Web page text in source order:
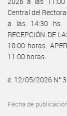
Central del
a las 14:30 hs.
RECEPCIÓN DE
10:00 horas.
11:00 horas.
e. 12/05/2026 N°
Fecha de